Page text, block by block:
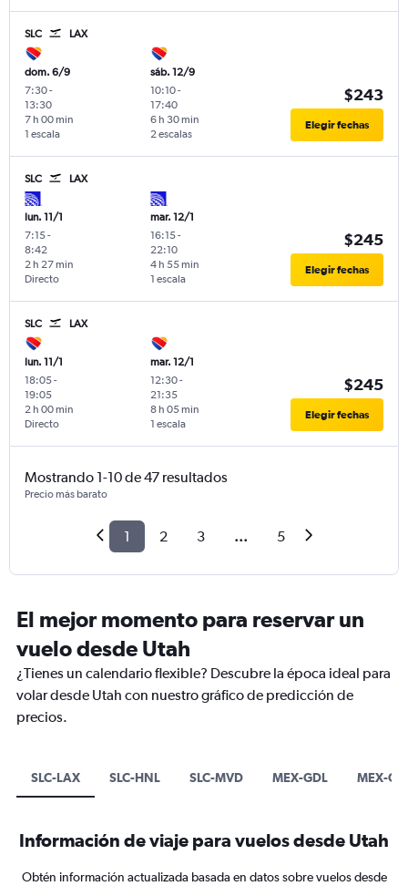
SLC LAX
dom. 6/9
7:30-
13:30
1 escala
7 h 00 min
sáb. 12/9
10:10-
17:40
2 escalas
6 h 30 min
$243
Elegir fechas
SLC LAX
lun. 11/1
7:15-
8:42
Directo
2 h 27 min
mar. 12/1
16:15-
22:10
1 escala
4 h 55 min
$245
Elegir fechas
SLC LAX
lun. 11/1
18:05-
19:05
Directo
2 h 00 min
mar. 12/1
12:30-
21:35
1 escala
8 h 05 min
$245
Elegir fechas
Mostrando 1-10 de 47 resultados
Precio más barato
1 2 3 ... 5
El mejor momento para reservar un
vuelo desde Utah
¿Tienes un calendario flexible? Descubre la época ideal para
volar desde Utah con nuestro gráfico de predicción de
precios.
SLC-LAX SLC-HNL SLC-MVD MEX-GDL MEX-
Información de viaje para vuelos desde Utah
Obtén información actualizada basada en datos sobre vuelos desde